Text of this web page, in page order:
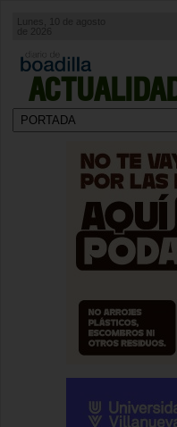
Lunes, 10 de agosto